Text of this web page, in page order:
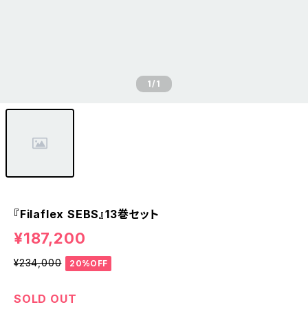
1/1
『Filaflex SEBS』13巻セット
¥187,200
¥234,000 20%OFF
SOLD OUT